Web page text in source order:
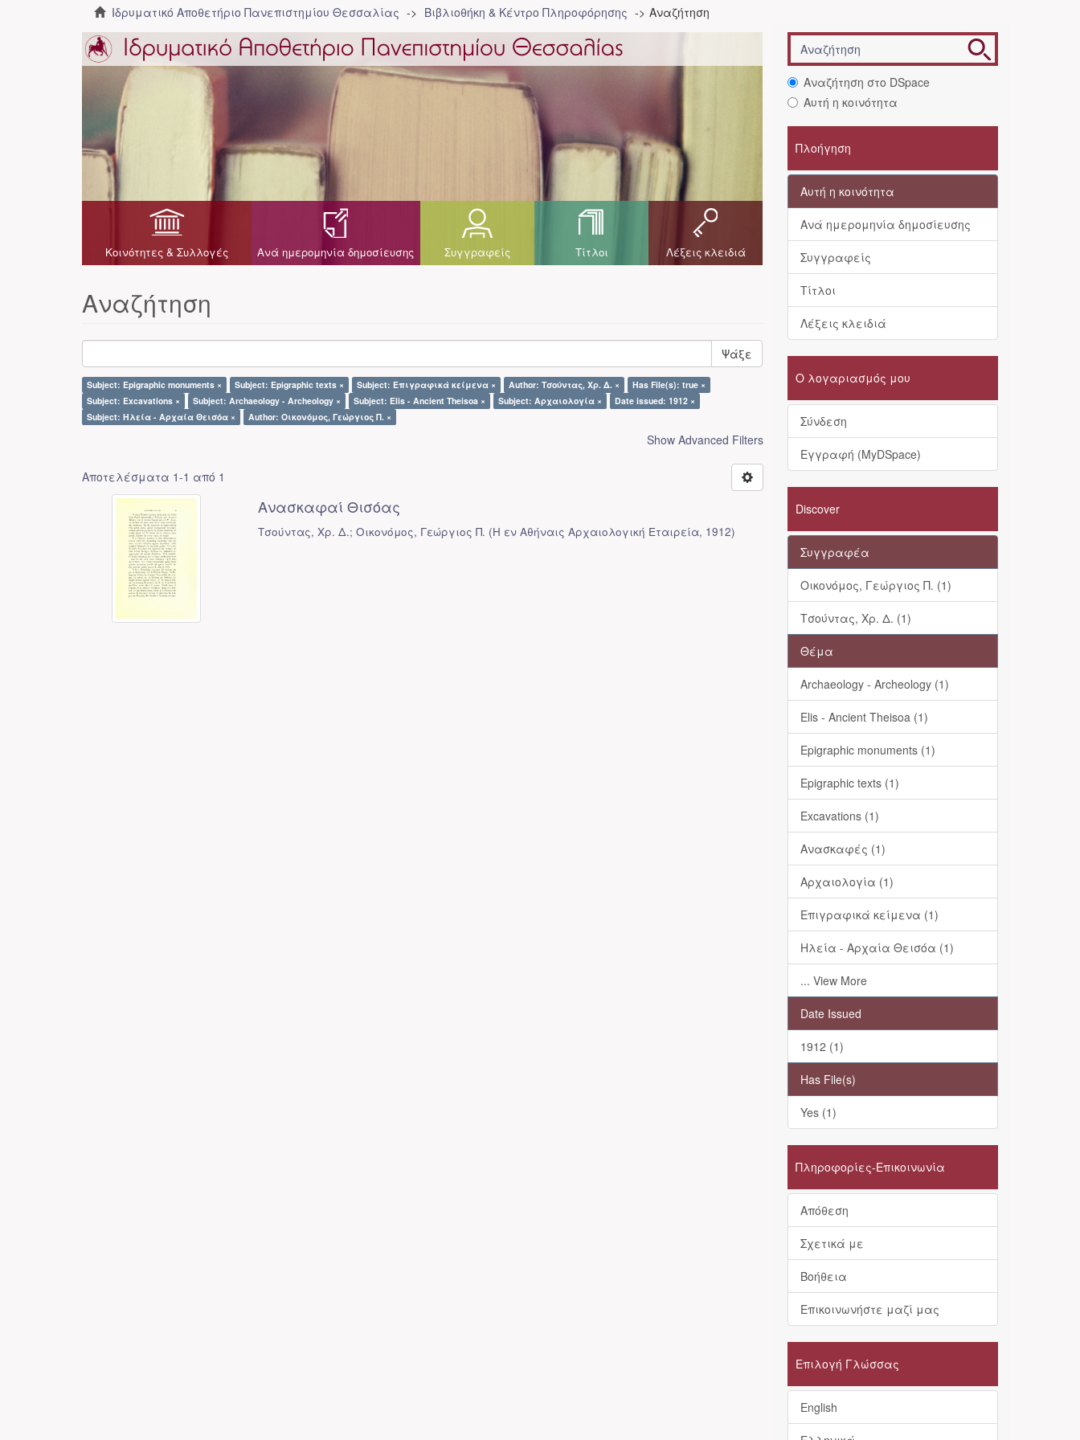
Ιδρυματικό Αποθετήριο Πανεπιστημίου Θεσσαλίας Βιβλιοθήκη & Κέντρο Πληροφόρησης Αναζήτηση
Κοινότητες & Συλλογές Ανά ημερομηνία δημοσίευσης Συγγραφείς Τίτλοι Λέξεις κλειδιά
Αναζήτηση
Ψάξε
Subject: Epigraphic monuments × Subject: Epigraphic texts × Subject: Επιγραφικά κείμενα × Author: Τσούντας, Χρ. Δ. ×
Has File(s): true ×
Subject: Excavations ×
Subject: Archaeology - Archeology × Subject: Elis - Ancient Theisoa × Subject: Αρχαιολογία ×
Date issued: 1912 ×
Subject: Ηλεία - Αρχαία Θεισόα ×
Author: Οικονόμος, Γεώργιος Π. ×
Show Advanced Filters
Αποτελέσματα 1-1 από 1
Ανασκαφαί Θισόας
Τσούντας, Χρ. Δ.; Οικονόμος, Γεώργιος Π. (Η εν Αθήναις Αρχαιολογική Εταιρεία, 1912)
Αναζήτηση στο DSpace
Αυτή η κοινότητα
Πλοήγηση
Αυτή η κοινότητα
Ανά ημερομηνία δημοσίευσης
Συγγραφείς
Τίτλοι
Λέξεις κλειδιά
Ο λογαριασμός μου
Σύνδεση
Εγγραφή (MyDSpace)
Discover
Συγγραφέα
Οικονόμος, Γεώργιος Π. (1)
Τσούντας, Χρ. Δ. (1)
Θέμα
Archaeology - Archeology (1)
Elis - Ancient Theisoa (1)
Epigraphic monuments (1)
Epigraphic texts (1)
Excavations (1)
Ανασκαφές (1)
Αρχαιολογία (1)
Επιγραφικά κείμενα (1)
Ηλεία - Αρχαία Θεισόα (1)
... View More
Date Issued
1912 (1)
Has File(s)
Yes (1)
Πληροφορίες-Επικοινωνία
Απόθεση
Σχετικά με
Βοήθεια
Επικοινωνήστε μαζί μας
Επιλογή Γλώσσας
English